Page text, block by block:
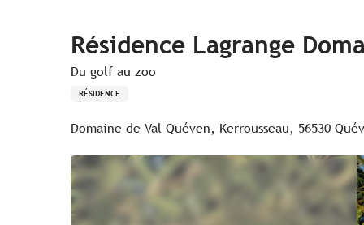
Résidence Lagrange
Du golf au zoo
RÉSIDENCE
Domaine de Val Quéven, Kerrousseau, 56530